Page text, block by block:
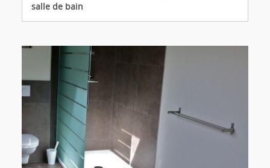
salle de bain